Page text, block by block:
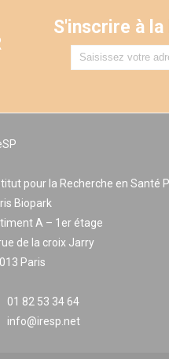
S'inscrire à
pour la Recherche en Santé
Biopark
A – 1er étage
de la croix Jarry
Paris
01 82 53 34 64
info@iresp.net